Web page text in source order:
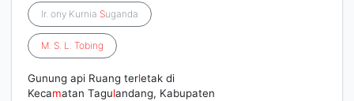
Ir. ony Kurnia Suganda
M. S. L. Tobing
Gunung api Ruang terletak di
Kecamatan Tagulandang, Kabupaten